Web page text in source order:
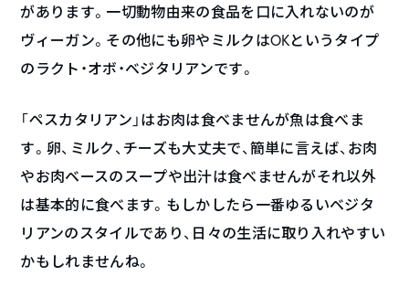
があります。一切動物由来の食品を口に入れないのが
ヴィーガン。その他にも卵やミルクはOKというタイプ
のラクト・オボ・ベジタリアンです。
「ペスカタリアン」はお肉は食べませんが魚は食べま
す。卵、ミルク、チーズも大丈夫で、簡単に言えば、お肉
やお肉ベースのスープや出汁は食べませんがそれ以外
は基本的に食べます。もしかしたら一番ゆるいベジタ
リアンのスタイルであり、日々の生活に取り入れやすい
かもしれませんね。